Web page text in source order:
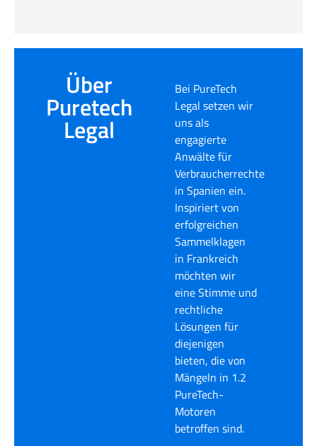
Über
Puretech
Legal
Bei PureTech
Legal setzen wir
uns als
engagierte
Anwälte für
Verbraucherrechte
in Spanien ein.
Inspiriert von
erfolgreichen
Sammelklagen
in Frankreich
möchten wir
eine Stimme und
rechtliche
Lösungen für
diejenigen
bieten, die von
Mängeln in 1.2
PureTech-
Motoren
betroffen sind.